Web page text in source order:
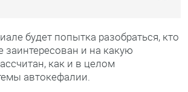
будет попытка разобраться, кто
заинтересован и на какую
как и в целом
автокефалии.